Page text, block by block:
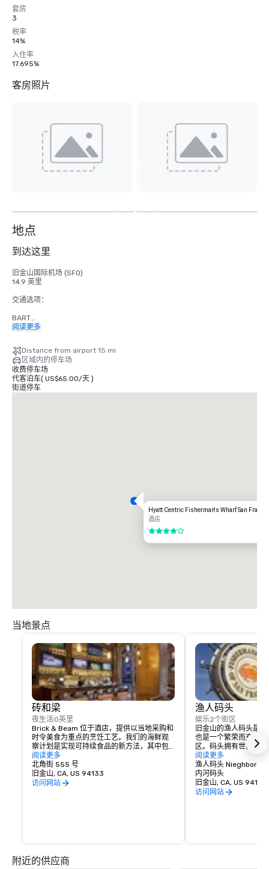
套房
3
税率
14%
入住率
17.695%
客房照片
3
地点
到达这里
旧金山国际机场 (SFO)
14.9 英里
交通选项：
BART
成人
有轨电车
时间：周一至周五-凌晨 4 点至午夜，周六-早上 6 点至午夜，周日-上午 8 点
至午夜。
免费
阅读更多
Distance from airport 15 mi
区域内的停车场
收费停车场
代客泊车( US$65.00/天)
街道停车
Hyatt Centric Fisherman's Wharf San
酒店
4/5
当地景点
砖和梁
夜生活0英里
Brick & Beam 位于酒店，提供以当地采购和
时令美食为重点的烹饪工艺。我们的海鲜观
察计划是实现可持续食品的新方法，其中包
括精心采购和精心挑选的当地食品的负责任
菜单。从注重健康的有机食品到舒适的食
物，Brick & Beam 一定能满足任何美食家的
渴望。Brick & Beam 餐厅供应午餐和晚餐，
阅读更多
北角街 555 号
旧金山, CA, US 94133
访问网站
渔人码头
娱乐2个街区
旧金山的渔人码头是
也是一个繁荣而充满
区。码头拥有世界一
和无尽的娱乐机会，
的地方。
阅读更多
渔人码头
内河码头
旧金山, CA, US 94133
访问网站
附近的供应商